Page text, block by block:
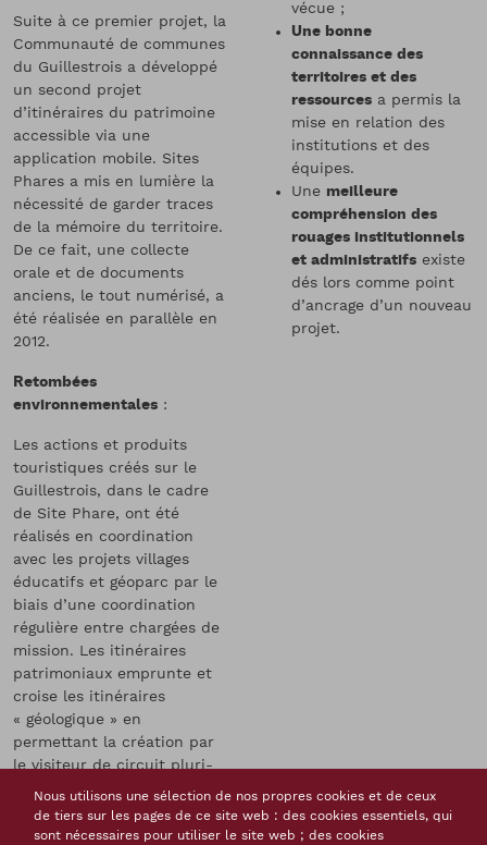
Suite à ce premier projet, la
Communauté de communes
du Guillestrois a développé
un second projet
d’itinéraires du patrimoine
accessible via une
application mobile. Sites
Phares a mis en lumière la
nécessité de garder traces
de la mémoire du territoire.
De ce fait, une collecte
orale et de documents
anciens, le tout numérisé, a
été réalisée en parallèle en
2012.
Retombées
environnementales :
Les actions et produits
touristiques créés sur le
Guillestrois, dans le cadre
de Site Phare, ont été
réalisés en coordination
avec les projets villages
éducatifs et géoparc par le
biais d’une coordination
régulière entre chargées de
mission. Les itinéraires
patrimoniaux emprunte et
croise les itinéraires
« géologique » en
permettant la création par
le visiteur de circuit pluri-
thématique et fréquentable
aussi à l’inter-saison.
L’ensemble des itinéraires
vécue ;
Une bonne
connaissance des
territoires et des
ressources a permis la
mise en relation des
institutions et des
équipes.
Une meilleure
compréhension des
rouages institutionnels
et administratifs existe
dés lors comme point
d’ancrage d’un nouveau
projet.
Nous utilisons une sélection de nos propres cookies et de ceux
de tiers sur les pages de ce site web : des cookies essentiels, qui
sont nécessaires pour utiliser le site web ; des cookies